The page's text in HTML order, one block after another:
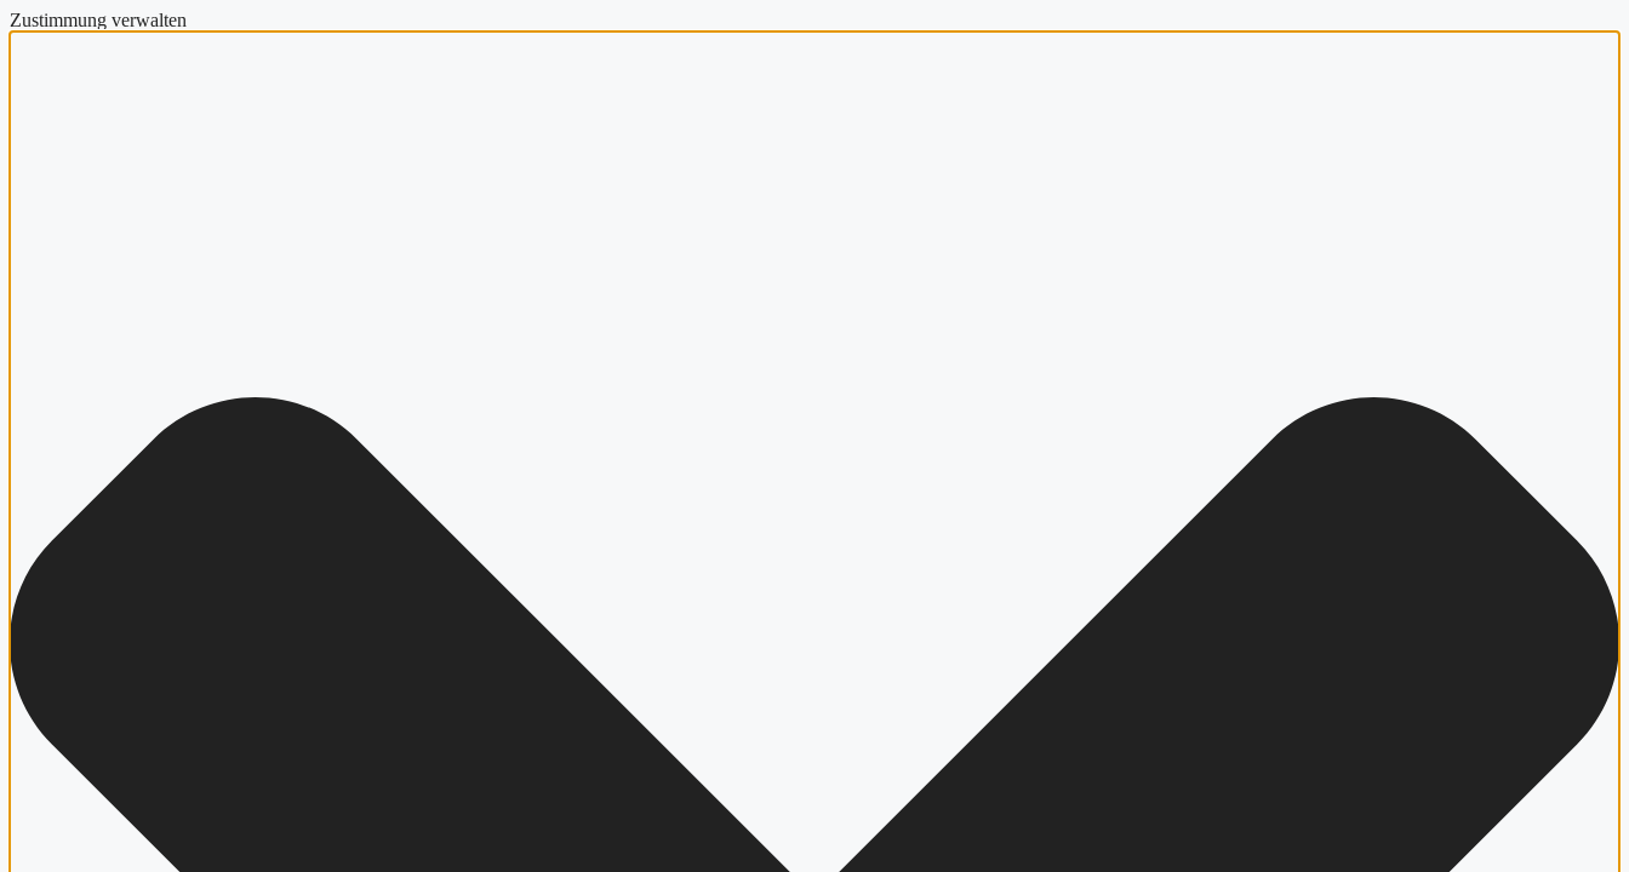
Zustimmung verwalten